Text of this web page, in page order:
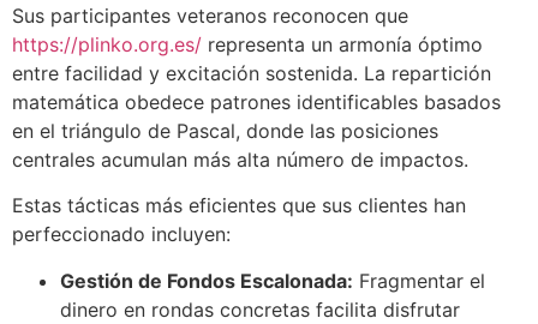
Sus participantes veteranos reconocen que
https://plinko.org.es/ representa un armonía óptimo
entre facilidad y excitación sostenida. La repartición
matemática obedece patrones identificables basados
en el triángulo de Pascal, donde las posiciones
centrales acumulan más alta número de impactos.
Estas tácticas más eficientes que sus clientes han
perfeccionado incluyen:
Gestión de Fondos Escalonada: Fragmentar el
dinero en rondas concretas facilita disfrutar